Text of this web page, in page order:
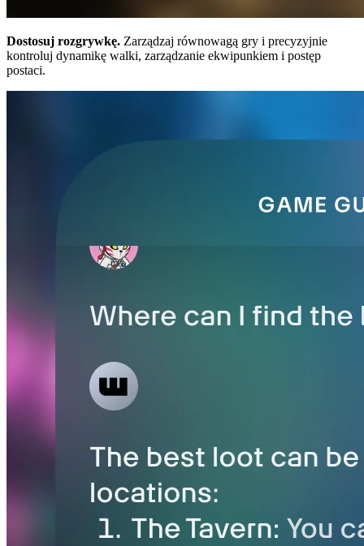
Dostosuj rozgrywkę. Zarządzaj równowagą gry i precyzyjnie
kontroluj dynamikę walki, zarządzanie ekwipunkiem i postęp
postaci.